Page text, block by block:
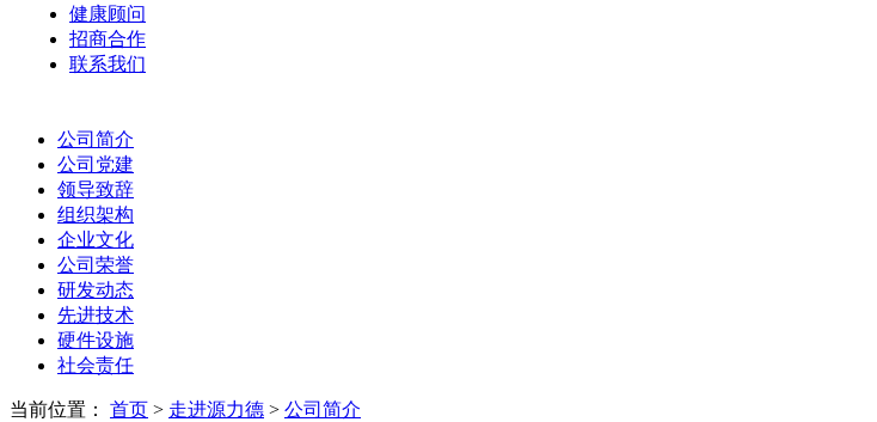
健康顾问
招商合作
联系我们
公司简介
公司党建
领导致辞
组织架构
企业文化
公司荣誉
研发动态
先进技术
硬件设施
社会责任
当前位置： 首页 > 走进源力德 > 公司简介